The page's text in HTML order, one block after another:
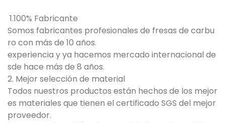
1.100% Fabricante
Somos fabricantes profesionales de fresas de carbu
ro con más de 10 años.
experiencia y ya hacemos mercado internacional de
sde hace más de 8 años.
2. Mejor selección de material
Todos nuestros productos están hechos de los mejor
es materiales que tienen el certificado SGS del mejor
proveedor.